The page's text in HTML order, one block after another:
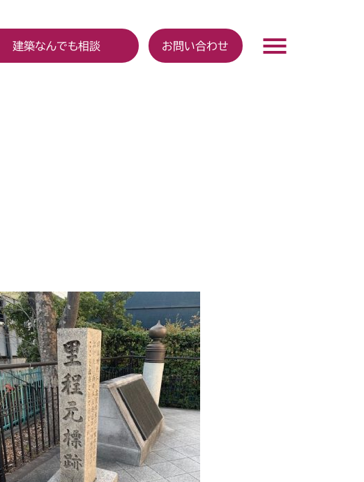
建築なんでも相談 お問い合わせ